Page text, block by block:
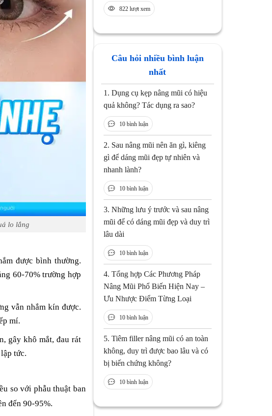
lo lắng
được bình thường.
60-70% trường hợp
vẫn nhắm kín được.
mí.
gây khô mắt, đau rát
tức.
so với phẫu thuật ban
đến 90-95%.
822 lượt xem
Câu hỏi nhiều bình luận
nhất
1. Dụng cụ kẹp nâng mũi có hiệu
quả không? Tác dụng ra sao?
10 bình luận
2. Sau nâng mũi nên ăn gì, kiêng
gì để dáng mũi đẹp tự nhiên và
nhanh lành?
10 bình luận
3. Những lưu ý trước và sau nâng
mũi để có dáng mũi đẹp và duy trì
lâu dài
10 bình luận
4. Tổng hợp Các Phương Pháp
Nâng Mũi Phổ Biến Hiện Nay –
Ưu Nhược Điểm Từng Loại
10 bình luận
5. Tiêm filler nâng mũi có an toàn
không, duy trì được bao lâu và có
bị biến chứng không?
10 bình luận